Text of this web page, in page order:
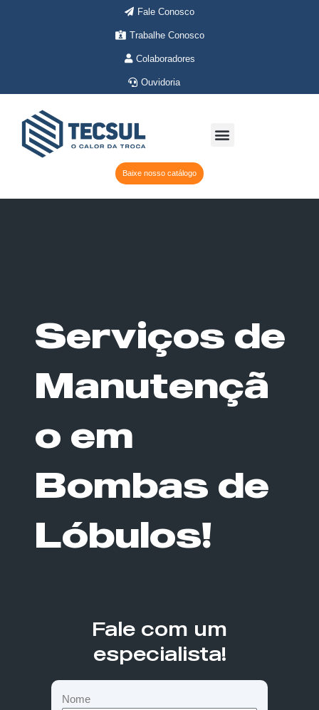
Fale Conosco
Trabalhe Conosco
Colaboradores
Ouvidoria
Menu
Baixe nosso catálogo
Serviços de
Manutençã
o em
Bombas de
Lóbulos!
Fale com um
especialista!
Nome